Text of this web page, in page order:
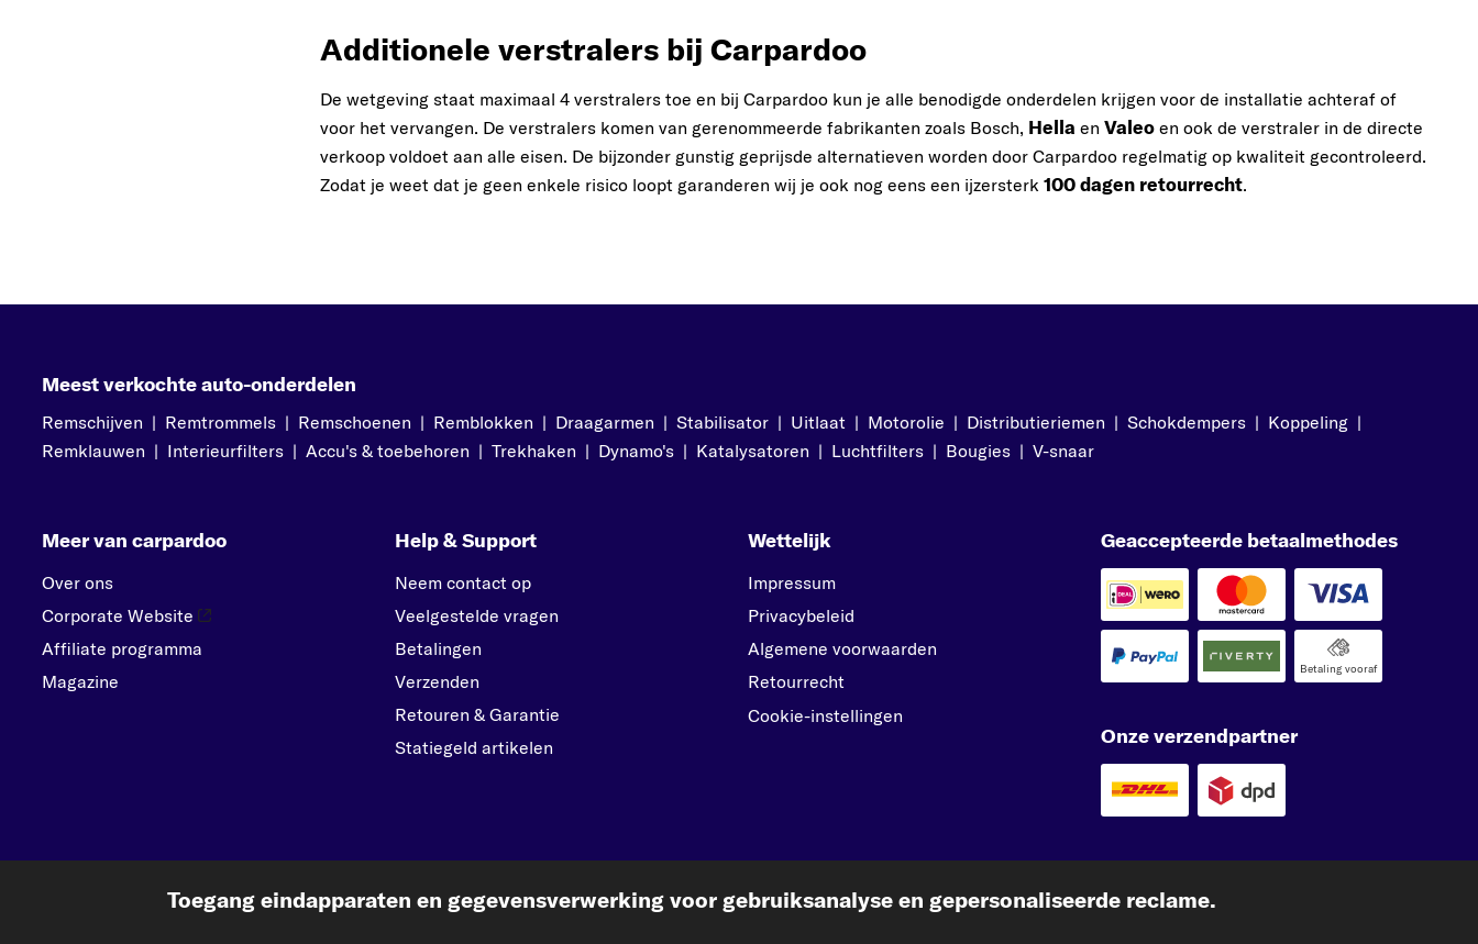
Additionele verstralers bij Carpardoo
De wetgeving staat maximaal 4 verstralers toe en bij Carpardoo kun je alle benodigde onderdelen krijgen voor de installatie achteraf of
voor het vervangen. De verstralers komen van gerenommeerde fabrikanten zoals Bosch, Hella en Valeo en ook de verstraler in de directe
verkoop voldoet aan alle eisen. De bijzonder gunstig geprijsde alternatieven worden door Carpardoo regelmatig op kwaliteit gecontroleerd.
Zodat je weet dat je geen enkele risico loopt garanderen wij je ook nog eens een ijzersterk 100 dagen retourrecht.
Meest verkochte auto-onderdelen
Remschijven | Remtrommels | Remschoenen | Remblokken | Draagarmen | Stabilisator | Uitlaat | Motorolie | Distributieriemen | Schokdempers | Koppeling |
Remklauwen | Interieurfilters | Accu's & toebehoren | Trekhaken | Dynamo's | Katalysatoren | Luchtfilters | Bougies | V-snaar
Meer van carpardoo
Over ons
Corporate Website
Affiliate programma
Magazine
Help & Support
Neem contact op
Veelgestelde vragen
Betalingen
Verzenden
Retouren & Garantie
Statiegeld artikelen
Wettelijk
Impressum
Privacybeleid
Algemene voorwaarden
Retourrecht
Cookie-instellingen
Geaccepteerde betaalmethodes
Betaling vooraf
Onze verzendpartner
kfzteile24.de kfzteile24.at carpardoo.fr
Toegang eindapparaten en gegevensverwerking voor gebruiksanalyse en gepersonaliseerde reclame.